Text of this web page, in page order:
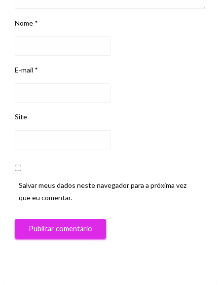
Nome *
E-mail *
Site
Salvar meus dados neste navegador para a próxima vez
que eu comentar.